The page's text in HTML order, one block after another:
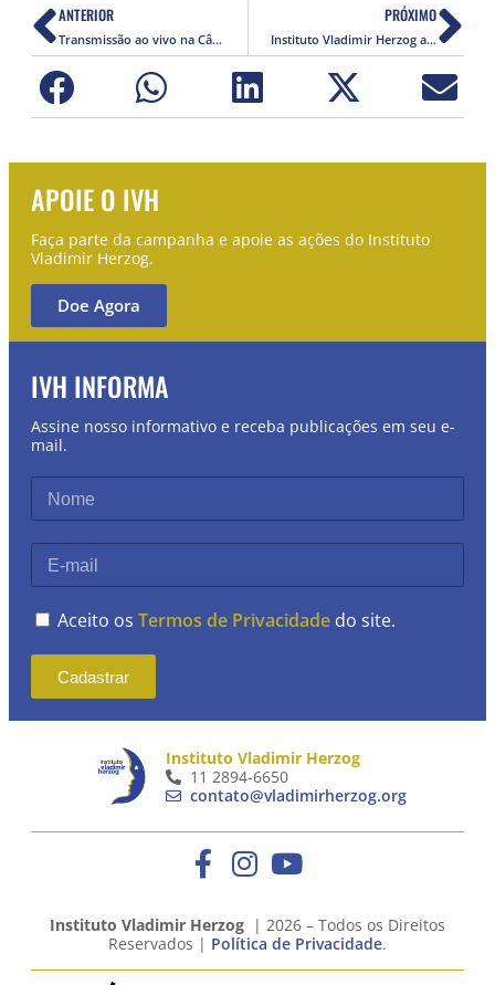
ANTERIOR
Transmissão ao vivo na Câmara Municipal de São Paulo – Sala Oscar Pedroso Horta
PRÓXIMO
Instituto Vladimir Herzog anuncia os vencedores do 4º Prêmio Jovem Jornalista Fernando Pacheco Jordão
APOIE O IVH
Faça parte da campanha e apoie as ações do Instituto
Vladimir Herzog.
Doe Agora
IVH INFORMA
Assine nosso informativo e receba publicações em seu e-
mail.
Aceito os Termos de Privacidade do site.
Cadastrar
Instituto Vladimir Herzog
11 2894-6650
contato@vladimirherzog.org
Instituto Vladimir Herzog | 2026 – Todos os Direitos
Reservados | Política de Privacidade.